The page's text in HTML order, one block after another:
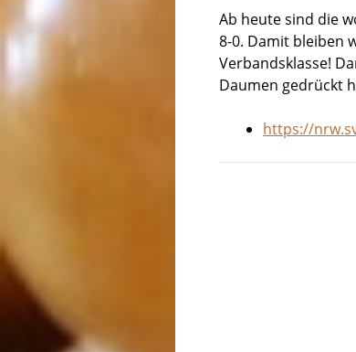
Ab heute sind die
8-0. Damit bleiben
Verbandsklasse!
Daumen gedrückt
https://